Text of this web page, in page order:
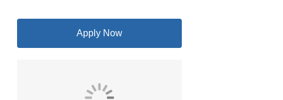
Apply Now